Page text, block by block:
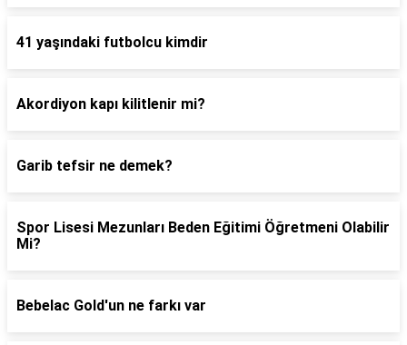
41 yaşındaki futbolcu kimdir
Akordiyon kapı kilitlenir mi?
Garib tefsir ne demek?
Spor Lisesi Mezunları Beden Eğitimi Öğretmeni Olabilir
Mi?
Bebelac Gold'un ne farkı var